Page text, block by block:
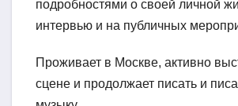
подробностями о своей личной
интервью и на публичных
Проживает в Москве, активно
сцене и продолжает писать и